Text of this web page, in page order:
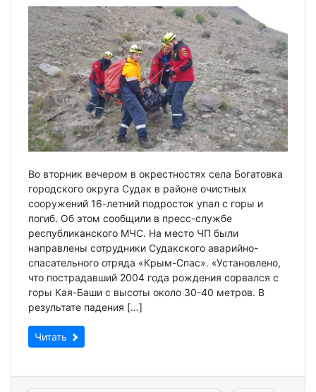
Во вторник вечером в окрестностях села Богатовка
городского округа Судак в районе очистных
сооружений 16-летний подросток упал с горы и
погиб. Об этом сообщили в пресс-службе
республиканского МЧС. На место ЧП были
направлены сотрудники Судакского аварийно-
спасательного отряда «Крым-Спас». «Установлено,
что пострадавший 2004 года рождения сорвался с
горы Кая-Баши с высоты около 30-40 метров. В
результате падения […]
Читать